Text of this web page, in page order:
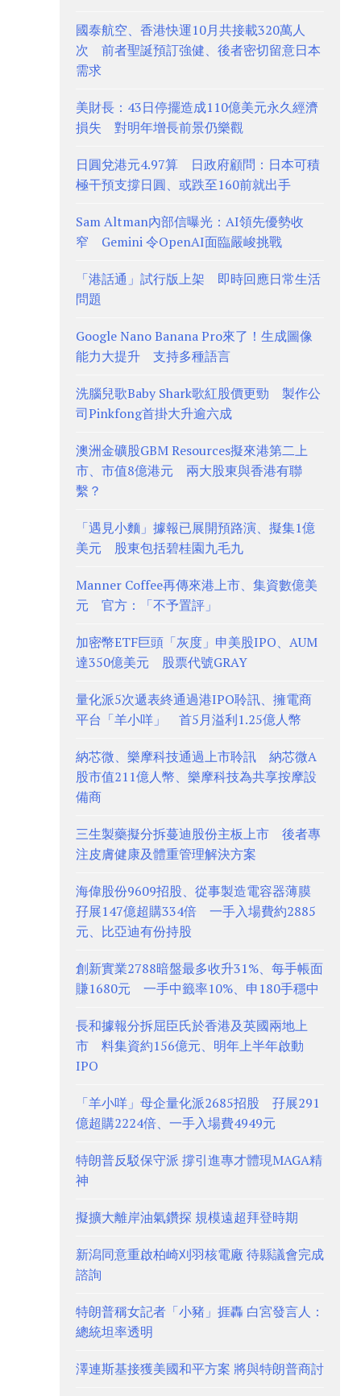
國泰航空、香港快運10月共接載320萬人
次 前者聖誕預訂強健、後者密切留意日本
需求
美財長：43日停擺造成110億美元永久經濟
損失 對明年增長前景仍樂觀
日圓兌港元4.97算 日政府顧問：日本可積
極干預支撐日圓、或跌至160前就出手
Sam Altman內部信曝光：AI領先優勢收
窄 Gemini 令OpenAI面臨嚴峻挑戰
「港話通」試行版上架 即時回應日常生活
問題
Google Nano Banana Pro來了！生成圖像
能力大提升 支持多種語言
洗腦兒歌Baby Shark歌紅股價更勁 製作公
司Pinkfong首掛大升逾六成
澳洲金礦股GBM Resources擬來港第二上
市、市值8億港元 兩大股東與香港有聯
繫？
「遇見小麵」據報已展開預路演、擬集1億
美元 股東包括碧桂園九毛九
Manner Coffee再傳來港上市、集資數億美
元 官方：「不予置評」
加密幣ETF巨頭「灰度」申美股IPO、AUM
達350億美元 股票代號GRAY
量化派5次遞表終通過港IPO聆訊、擁電商
平台「羊小咩」 首5月溢利1.25億人幣
納芯微、樂摩科技通過上市聆訊 納芯微A
股市值211億人幣、樂摩科技為共享按摩設
備商
三生製藥擬分拆蔓迪股份主板上市 後者專
注皮膚健康及體重管理解決方案
海偉股份9609招股、從事製造電容器薄膜
孖展147億超購334倍 一手入場費約2885
元、比亞迪有份持股
創新實業2788暗盤最多收升31%、每手帳面
賺1680元 一手中籤率10%、申180手穩中
長和據報分拆屈臣氏於香港及英國兩地上
市 料集資約156億元、明年上半年啟動
IPO
「羊小咩」母企量化派2685招股 孖展291
億超購2224倍、一手入場費4949元
特朗普反駁保守派 撐引進專才體現MAGA精
神
擬擴大離岸油氣鑽探 規模遠超拜登時期
新潟同意重啟柏崎刈羽核電廠 待縣議會完成
諮詢
特朗普稱女記者「小豬」捱轟 白宮發言人：
總統坦率透明
澤連斯基接獲美國和平方案 將與特朗普商討